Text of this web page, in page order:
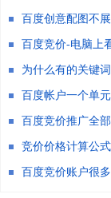
百度创意配图不
百度竞价-电脑上
为什么有的关键
百度帐户一个单
百度竞价推广全
竞价价格计算公
百度竞价账户很